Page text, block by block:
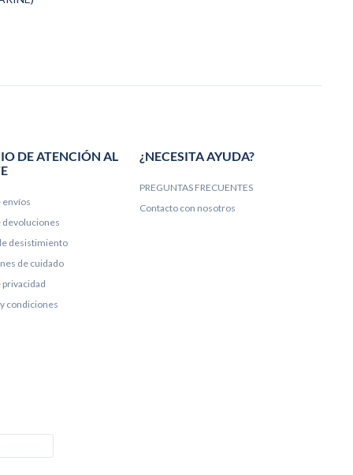
DE ATENCIÓN AL
envíos
devoluciones
desistimiento
de cuidado
privacidad
condiciones
¿NECESITA AYUDA?
PREGUNTAS FRECUENTES
Contacto con nosotros
Pay Colissimo